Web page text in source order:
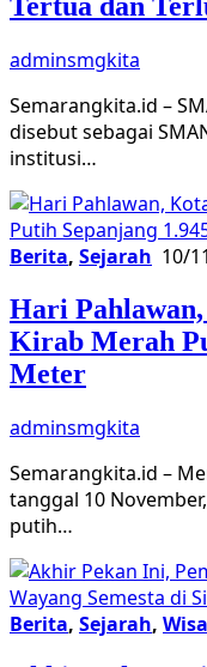
Tertua dan
adminsmgkita
Semarangkita.id –
disebut sebagai
institusi…
Berita, Sejarah 10/
Hari
Kirab Merah
Meter
adminsmgkita
Semarangkita.id –
tanggal 10
putih…
Berita, Sejarah,